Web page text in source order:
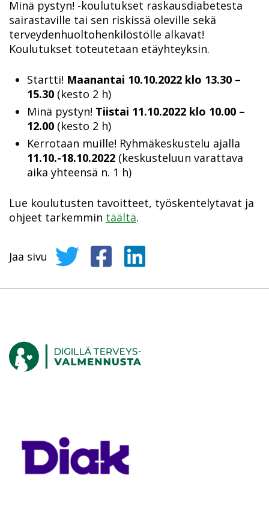
Minä pystyn! -koulutukset raskausdiabetesta
sairastaville tai sen riskissä oleville sekä
terveydenhuoltohenkilöstölle alkavat!
Koulutukset toteutetaan etäyhteyksin.
Startti! Maanantai 10.10.2022 klo 13.30 –
15.30 (kesto 2 h)
Minä pystyn! Tiistai 11.10.2022 klo 10.00 –
12.00 (kesto 2 h)
Kerrotaan muille! Ryhmäkeskustelu ajalla
11.10.-18.10.2022 (keskusteluun varattava
aika yhteensä n. 1 h)
Lue koulutusten tavoitteet, työskentelytavat ja
ohjeet tarkemmin täältä.
Jaa sivu Jaa sivu Twitterissä
Jaa sivu Facebookissa
Jaa sivu LinkedInissä